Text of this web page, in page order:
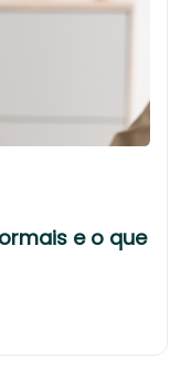
e o que